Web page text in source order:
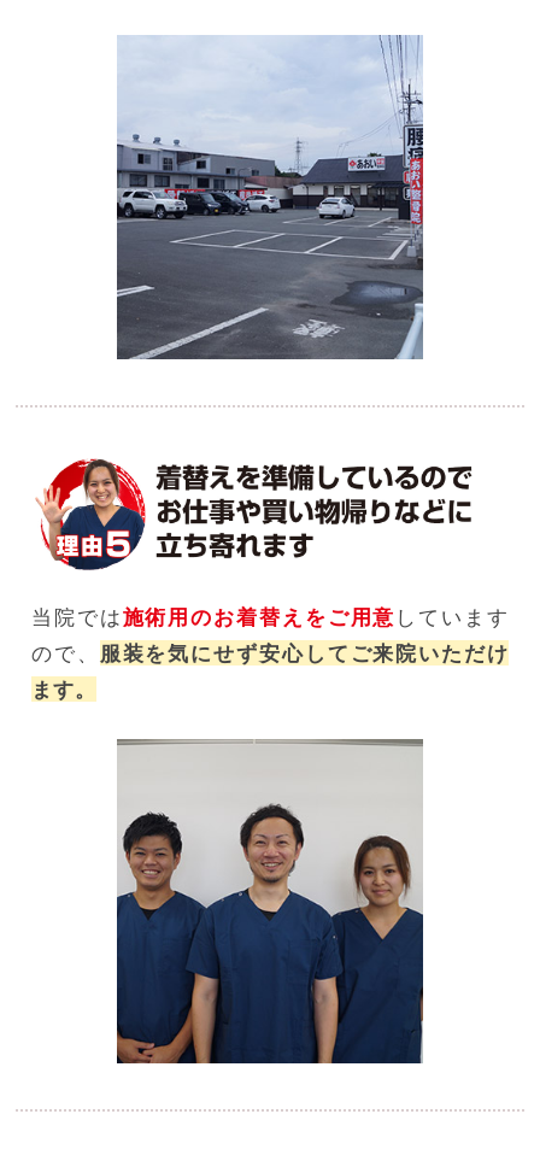
当院では施術用のお着替えをご用意 しています
ので、 服装を気にせず安心してご来院いただけ
ます。